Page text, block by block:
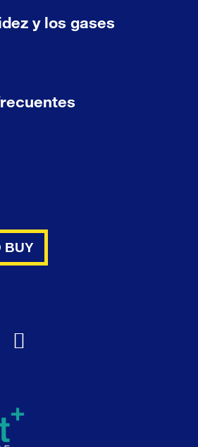
y los gases
BUY